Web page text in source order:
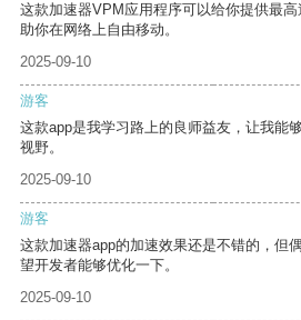
这款加速器VPM应用程序可以给你提供最
助你在网络上自由移动。
2025-09-10
游客
这款app是我学习路上的良师益友，让我能
视野。
2025-09-10
游客
这款加速器app的加速效果还是不错的，但
望开发者能够优化一下。
2025-09-10